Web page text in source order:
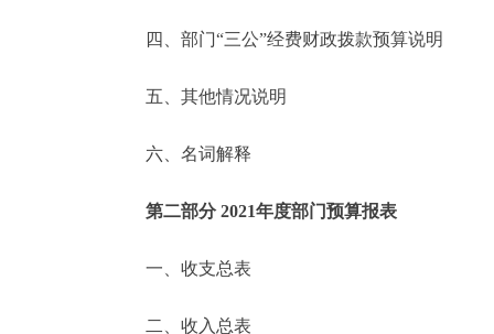
便民服务
中介服务
政民互动
12345网上接诉即办
四、部门“三公”经费财政拨款预算说明
五、其他情况说明
六、名词解释
第二部分 2021年度部门预算报表
一、收支总表
二、收入总表